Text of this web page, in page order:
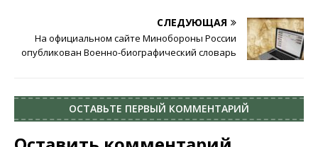
СЛЕДУЮЩАЯ
На официальном сайте Минобороны России
опубликован Военно-биографический словарь
ОСТАВЬТЕ ПЕРВЫЙ КОММЕНТАРИЙ